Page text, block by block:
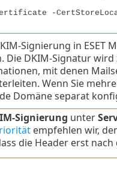
-
Signierung in ESET
Die DKIM-Signatur
mit denen
Wenn Sie
Domäne separat
Signierung unter
empfehlen wir,
die Header erst